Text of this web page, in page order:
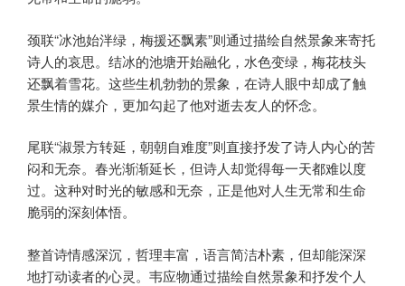
颈联“冰池始泮绿，梅援还飘素”则通过描绘自然景象来寄托
诗人的哀思。结冰的池塘开始融化，水色变绿，梅花枝头
还飘着雪花。这些生机勃勃的景象，在诗人眼中却成了触
景生情的媒介，更加勾起了他对逝去友人的怀念。
尾联“淑景方转延，朝朝自难度”则直接抒发了诗人内心的苦
闷和无奈。春光渐渐延长，但诗人却觉得每一天都难以度
过。这种对时光的敏感和无奈，正是他对人生无常和生命
脆弱的深刻体悟。
整首诗情感深沉，哲理丰富，语言简洁朴素，但却能深深
地打动读者的心灵。韦应物通过描绘自然景象和抒发个人